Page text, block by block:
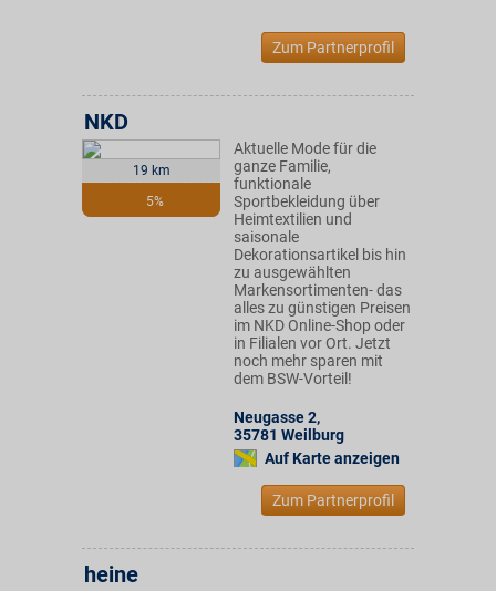
Zum Partnerprofil
19 km
5%
NKD
Aktuelle Mode für die
ganze Familie,
funktionale
Sportbekleidung über
Heimtextilien und
saisonale
Dekorationsartikel bis hin
zu ausgewählten
Markensortimenten- das
alles zu günstigen Preisen
im NKD Online-Shop oder
in Filialen vor Ort. Jetzt
noch mehr sparen mit
dem BSW-Vorteil!
Neugasse 2,
35781 Weilburg
Auf Karte anzeigen
Zum Partnerprofil
heine